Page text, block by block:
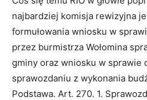
najbardziej komisja rewizyjna
formułowania wniosku w
przez burmistrza Wołomina
gminy oraz wniosku w sprawie
sprawozdaniu z wykonania
Podstawa. Art. 270. 1.